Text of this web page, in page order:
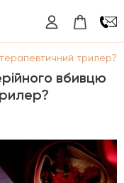
трилер?
вбивцю